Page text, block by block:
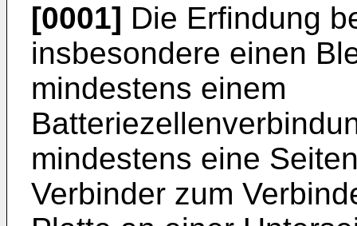
[0001] Die Erfindung
insbesondere einen
mindestens einem
mindestens eine
Verbinder zum